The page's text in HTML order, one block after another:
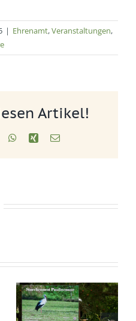
| Ehrenamt,Veranstaltungen,
Artikel!
WhatsApp
Xing E-